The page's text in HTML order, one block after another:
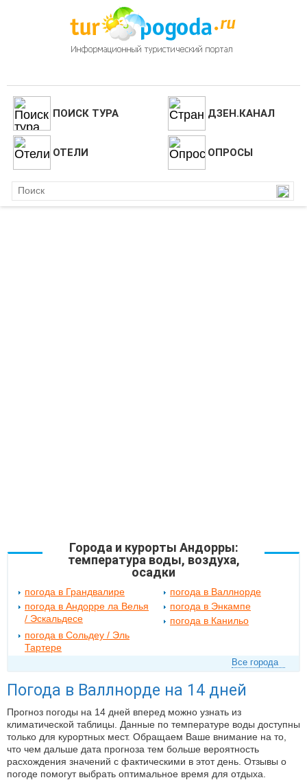
ПОИСК ТУРА ДЗЕН.КАНАЛ
ОТЕЛИ ОПРОСЫ
Города и курорты Андорры:
температура воды, воздуха,
осадки
погода в Грандвалире
погода в Валлнорде
погода в Андорре ла Велья
/ Эскальдесе
погода в Энкампе
погода в Канильо
погода в Сольдеу / Эль
Тартере
Все города
Погода в Валлнорде на 14 дней
Прогноз погоды на 14 дней вперед можно узнать из
климатической таблицы. Данные по температуре воды доступны
только для курортных мест. Обращаем Ваше внимание на то,
что чем дальше дата прогноза тем больше вероятность
расхождения значений с фактическими в этот день. Отзывы о
погоде помогут выбрать оптимальное время для отдыха.